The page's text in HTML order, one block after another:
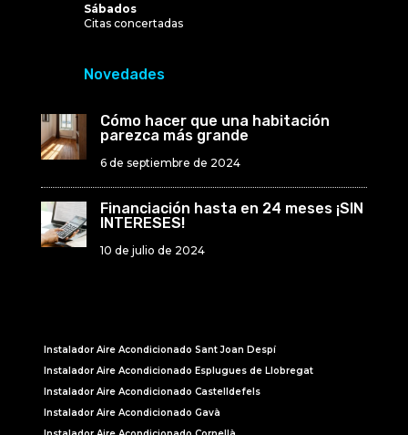
Sábados
Citas concertadas
Novedades
Cómo hacer que una habitación
parezca más grande
6 de septiembre de 2024
Financiación hasta en 24 meses ¡SIN
INTERESES!
10 de julio de 2024
Instalador Aire Acondicionado Sant Joan Despí
Instalador Aire Acondicionado Esplugues de Llobregat
Instalador Aire Acondicionado Castelldefels
Instalador Aire Acondicionado Gavà